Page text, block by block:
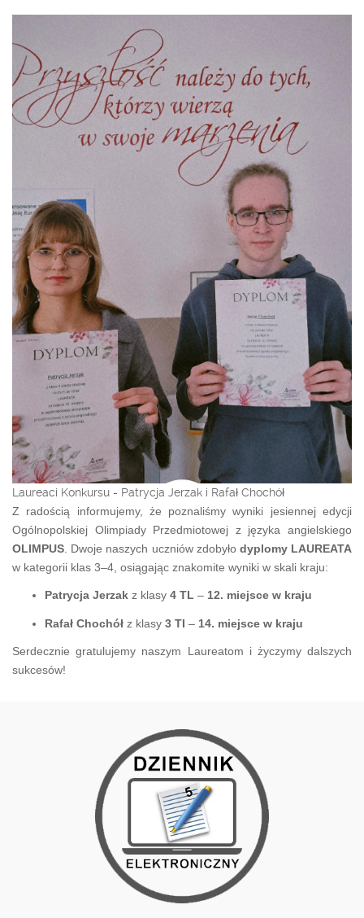
Laureaci Konkursu - Patrycja Jerzak i Rafał Chochół
Z radością informujemy, że poznaliśmy wyniki jesiennej edycji
Ogólnopolskiej Olimpiady Przedmiotowej z języka angielskiego
OLIMPUS . Dwoje naszych uczniów zdobyło dyplomy LAUREATA
w kategorii klas 3–4, osiągając znakomite wyniki w skali kraju:
Patrycja Jerzak z klasy 4 TL – 12. miejsce w kraju
Rafał Chochół z klasy 3 TI – 14. miejsce w kraju
Serdecznie gratulujemy naszym Laureatom i życzymy dalszych
sukcesów!